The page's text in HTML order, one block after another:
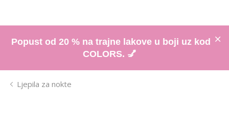
Popust od 20 % na trajne lakove u boji uz kod
COLORS. 💅
Ljepila za nokte